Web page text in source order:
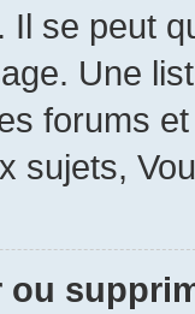
se peut
Une
forums
sujets,